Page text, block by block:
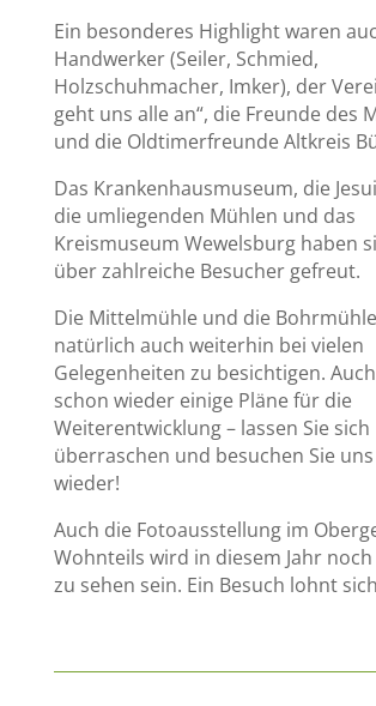
Ein besonderes Highlight waren
Handwerker (Seiler, Schmied,
Holzschuhmacher, Imker), der
geht uns alle an“, die Freunde des
und die Oldtimerfreunde Altkreis
Das Krankenhausmuseum, die
die umliegenden Mühlen und das
Kreismuseum Wewelsburg haben
über zahlreiche Besucher gefreut.
Die Mittelmühle und die
natürlich auch weiterhin bei vielen
Gelegenheiten zu besichtigen.
schon wieder einige Pläne für die
Weiterentwicklung – lassen Sie sich
überraschen und besuchen Sie
wieder!
Auch die Fotoausstellung im
Wohnteils wird in diesem Jahr
zu sehen sein. Ein Besuch lohnt